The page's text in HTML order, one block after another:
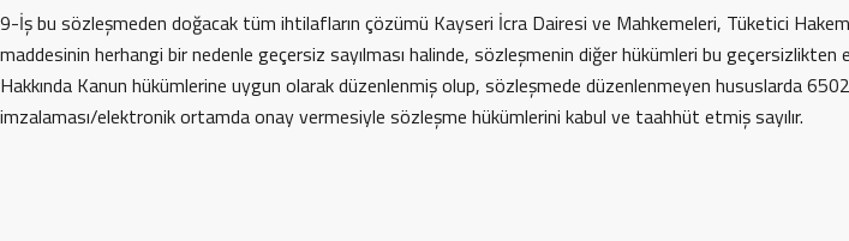
9-İş bu sözleşmeden doğacak tüm ihtilafların çözümü Kayseri İcra Dairesi ve Mahkemeleri, Tüketici
maddesinin herhangi bir nedenle geçersiz sayılması halinde, sözleşmenin diğer hükümleri bu
Hakkında Kanun hükümlerine uygun olarak düzenlenmiş olup, sözleşmede düzenlenmeyen hususlarda
imzalaması/elektronik ortamda onay vermesiyle sözleşme hükümlerini kabul ve taahhüt etmiş sayılır.